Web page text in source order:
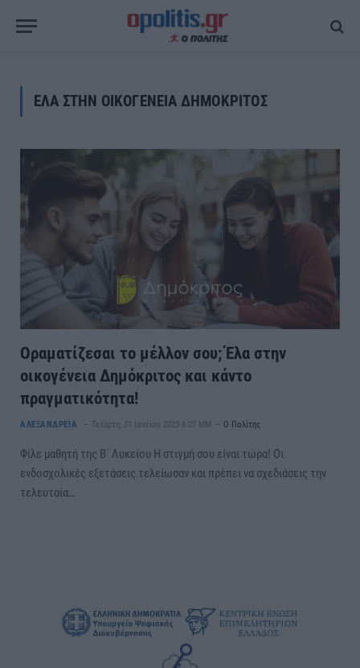
ΕΛΑ ΣΤΗΝ ΟΙΚΟΓΕΝΕΙΑ ΔΗΜΟΚΡΙΤΟΣ
Οραματίζεσαι το μέλλον σου; Έλα στην
οικογένεια Δημόκριτος και κάντο
πραγματικότητα!
ΑΛΕΞΑΝΔΡΕΙΑ Τετάρτη, 21 Ιουνίου 2023 6:07 ΜΜ Ο Πολίτης
Φίλε μαθητή της Β΄ Λυκείου Η στιγμή σου είναι τώρα! Οι
ενδοσχολικές εξετάσεις τελείωσαν και πρέπει να σχεδιάσεις την
τελευταία…